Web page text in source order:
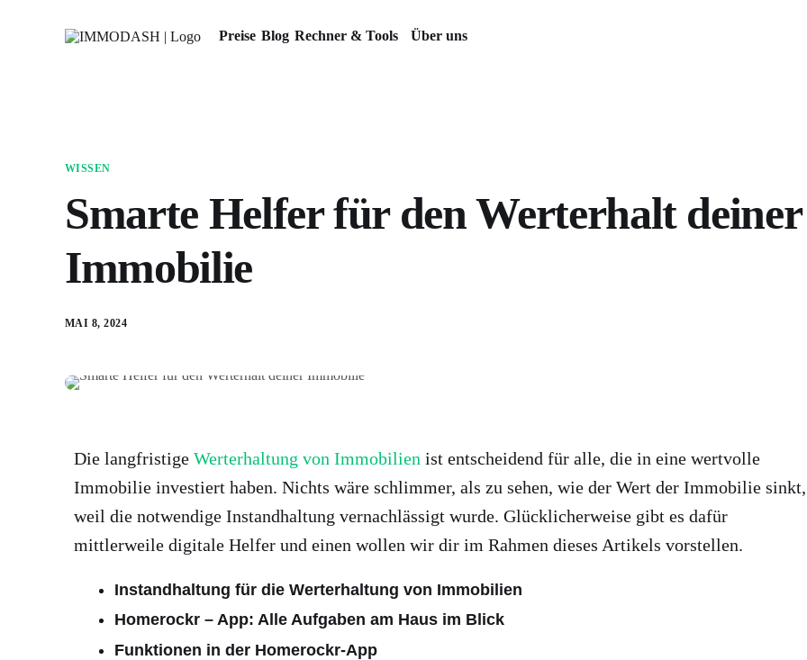
Preise Blog Rechner & Tools Über uns
WISSEN
Smarte Helfer für den Werterhalt deiner
Immobilie
MAI 8, 2024
Die langfristige Werterhaltung von Immobilien ist entscheidend für alle, die in eine wertvolle
Immobilie investiert haben. Nichts wäre schlimmer, als zu sehen, wie der Wert der Immobilie sinkt,
weil die notwendige Instandhaltung vernachlässigt wurde. Glücklicherweise gibt es dafür
mittlerweile digitale Helfer und einen wollen wir dir im Rahmen dieses Artikels vorstellen.
Instandhaltung für die Werterhaltung von Immobilien
Homerockr – App: Alle Aufgaben am Haus im Blick
Funktionen in der Homerockr-App